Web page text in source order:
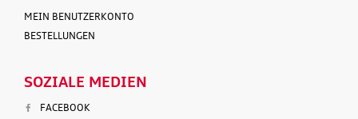
MEIN BENUTZERKONTO
BESTELLUNGEN
SOZIALE MEDIEN
FACEBOOK